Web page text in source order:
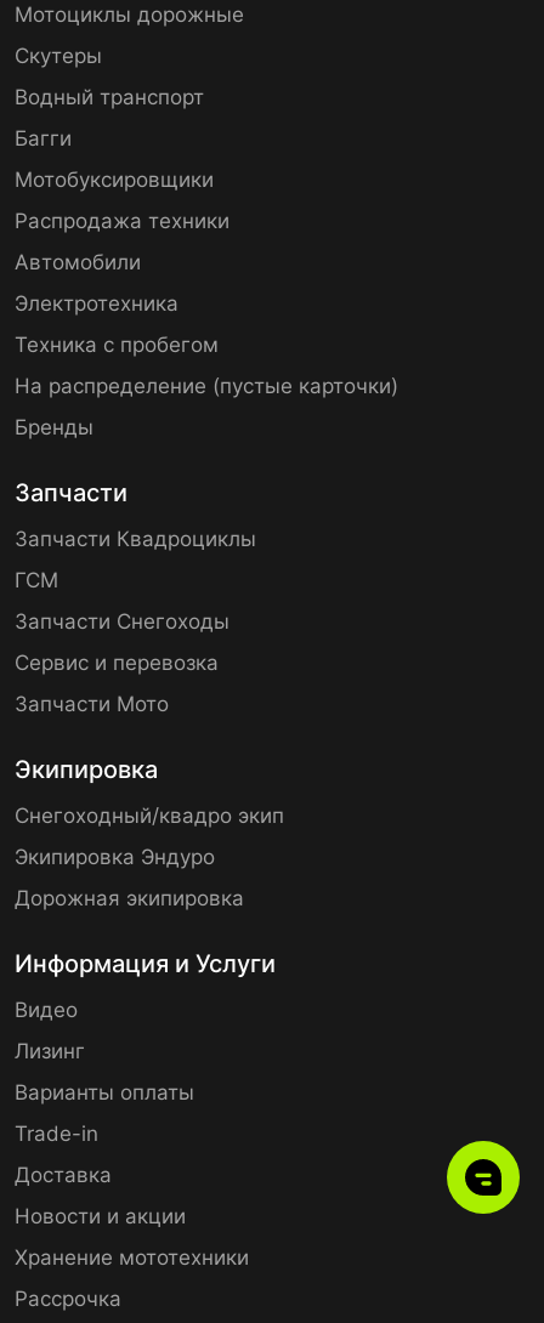
Мотоциклы дорожные
Скутеры
Водный транспорт
Багги
Мотобуксировщики
Распродажа техники
Автомобили
Электротехника
Техника с пробегом
На распределение (пустые карточки)
Бренды
Запчасти
Запчасти Квадроциклы
ГСМ
Запчасти Снегоходы
Сервис и перевозка
Запчасти Мото
Экипировка
Снегоходный/квадро экип
Экипировка Эндуро
Дорожная экипировка
Информация и Услуги
Видео
Лизинг
Варианты оплаты
Trade-in
Доставка
Новости и акции
Хранение мототехники
Рассрочка